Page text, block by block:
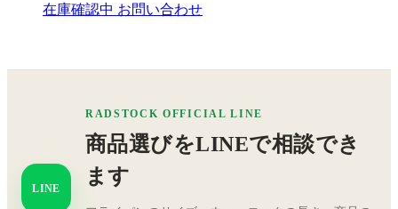
在庫確認中 お問い合わせ
LINE
RADSTOCK OFFICIAL LINE
商品選びをLINEで相談でき
ます